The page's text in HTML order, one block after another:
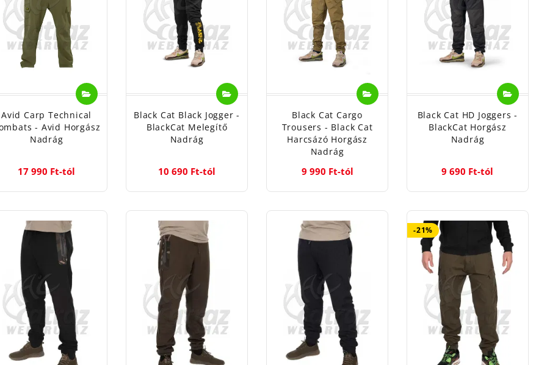
a mosás során.
webáruház felületén minden nadrágok külön cikkszámon tüntetünk fel. A könnyű keresés érdekében a méret
használatát erősen ajánljuk. Valós készletkijelzés mellett tudod kiválasztani a megfelelő horgász nadrágot, vagy
Számos márkák közül választhatsz a webáruház felületén.
is! Meglepően sokat fejlődtek ahorgász nadrágokaz elmúlt években. Különböző színekben, számos dizájnban
a webshopban széles méretválasztékban. Régen az elhasznált ruhákban kellett horgászni menni, mert sajnos
ekkora lehetőség horgász ruhák közül választani. Bízunk benne, hogy megtalálod a számodra legjobban tetsző
nadrágot.
Avid Carp Technical
- Avid Horgász
Nadrág
17 990 Ft-tól
Black Cat Black Jogger -
BlackCat Melegítő
Nadrág
10 690 Ft-tól
Black Cat Cargo
Trousers - Black Cat
Harcsázó Horgász
Nadrág
9 990 Ft-tól
Black Cat HD Joggers -
BlackCat Horgász
Nadrág
9 690 Ft-tól
-21%